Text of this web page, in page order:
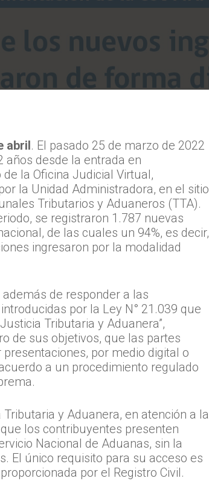
abril. El pasado 25 de marzo de 2022
años desde la entrada en
la Oficina Judicial Virtual,
la Unidad Administradora, en el sitio
Tributarios y Aduaneros (TTA).
se registraron 1.787 nuevas
de las cuales un 94%, es decir,
ingresaron por la modalidad
de responder a las
por la Ley N° 21.039 que
Tributaria y Aduanera”,
de sus objetivos, que las partes
por medio digital o
a un procedimiento regulado
y Aduanera, en atención a la
los contribuyentes presenten
Nacional de Aduanas, sin la
El único requisito para su acceso es
por el Registro Civil.